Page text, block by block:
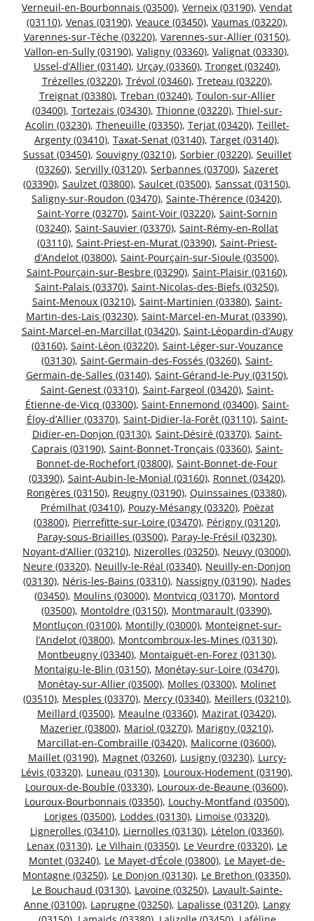
Verneuil-en-Bourbonnais (03500), Verneix (03190), Vendat
(03110), Venas (03190), Veauce (03450), Vaumas (03220),
Varennes-sur-Tèche (03220), Varennes-sur-Allier (03150),
Vallon-en-Sully (03190), Valigny (03360), Valignat (03330),
Ussel-d’Allier (03140), Urçay (03360), Tronget (03240),
Trézelles (03220), Trévol (03460), Treteau (03220),
Treignat (03380), Treban (03240), Toulon-sur-Allier
(03400), Tortezais (03430), Thionne (03220), Thiel-sur-
Acolin (03230), Theneuille (03350), Terjat (03420), Teillet-
Argenty (03410), Taxat-Senat (03140), Target (03140),
Sussat (03450), Souvigny (03210), Sorbier (03220), Seuillet
(03260), Servilly (03120), Serbannes (03700), Sazeret
(03390), Saulzet (03800), Saulcet (03500), Sanssat (03150),
Saligny-sur-Roudon (03470), Sainte-Thérence (03420),
Saint-Yorre (03270), Saint-Voir (03220), Saint-Sornin
(03240), Saint-Sauvier (03370), Saint-Rémy-en-Rollat
(03110), Saint-Priest-en-Murat (03390), Saint-Priest-
d’Andelot (03800), Saint-Pourçain-sur-Sioule (03500),
Saint-Pourçain-sur-Besbre (03290), Saint-Plaisir (03160),
Saint-Palais (03370), Saint-Nicolas-des-Biefs (03250),
Saint-Menoux (03210), Saint-Martinien (03380), Saint-
Martin-des-Lais (03230), Saint-Marcel-en-Murat (03390),
Saint-Marcel-en-Marcillat (03420), Saint-Léopardin-d’Augy
(03160), Saint-Léon (03220), Saint-Léger-sur-Vouzance
(03130), Saint-Germain-des-Fossés (03260), Saint-
Germain-de-Salles (03140), Saint-Gérand-le-Puy (03150),
Saint-Genest (03310), Saint-Fargeol (03420), Saint-
Étienne-de-Vicq (03300), Saint-Ennemond (03400), Saint-
Éloy-d’Allier (03370), Saint-Didier-la-Forêt (03110), Saint-
Didier-en-Donjon (03130), Saint-Désiré (03370), Saint-
Caprais (03190), Saint-Bonnet-Tronçais (03360), Saint-
Bonnet-de-Rochefort (03800), Saint-Bonnet-de-Four
(03390), Saint-Aubin-le-Monial (03160), Ronnet (03420),
Rongères (03150), Reugny (03190), Quinssaines (03380),
Prémilhat (03410), Pouzy-Mésangy (03320), Poëzat
(03800), Pierrefitte-sur-Loire (03470), Périgny (03120),
Paray-sous-Briailles (03500), Paray-le-Frésil (03230),
Noyant-d’Allier (03210), Nizerolles (03250), Neuvy (03000),
Neure (03320), Neuilly-le-Réal (03340), Neuilly-en-Donjon
(03130), Néris-les-Bains (03310), Nassigny (03190), Nades
(03450), Moulins (03000), Montvicq (03170), Montord
(03500), Montoldre (03150), Montmarault (03390),
Montluçon (03100), Montilly (03000), Monteignet-sur-
l’Andelot (03800), Montcombroux-les-Mines (03130),
Montbeugny (03340), Montaiguët-en-Forez (03130),
Montaigu-le-Blin (03150), Monétay-sur-Loire (03470),
Monétay-sur-Allier (03500), Molles (03300), Molinet
(03510), Mesples (03370), Mercy (03340), Meillers (03210),
Meillard (03500), Meaulne (03360), Mazirat (03420),
Mazerier (03800), Mariol (03270), Marigny (03210),
Marcillat-en-Combraille (03420), Malicorne (03600),
Maillet (03190), Magnet (03260), Lusigny (03230), Lurcy-
Lévis (03320), Luneau (03130), Louroux-Hodement (03190),
Louroux-de-Bouble (03330), Louroux-de-Beaune (03600),
Louroux-Bourbonnais (03350), Louchy-Montfand (03500),
Loriges (03500), Loddes (03130), Limoise (03320),
Lignerolles (03410), Liernolles (03130), Lételon (03360),
Lenax (03130), Le Vilhain (03350), Le Veurdre (03320), Le
Montet (03240), Le Mayet-d’École (03800), Le Mayet-de-
Montagne (03250), Le Donjon (03130), Le Brethon (03350),
Le Bouchaud (03130), Lavoine (03250), Lavault-Sainte-
Anne (03100), Laprugne (03250), Lapalisse (03120), Langy